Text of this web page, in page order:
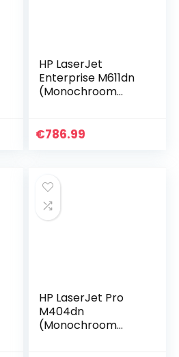
HP LaserJet
Enterprise M611dn
(Monochroom
Printsnelheden tot
€786.99
HP LaserJet Pro
M404dn
(Monochroom